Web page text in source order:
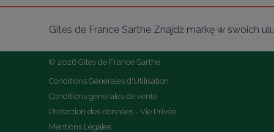
Gîtes de France Sarthe Znajdź markę w swoich
© 2026 Gîtes de France Sarthe
Conditions Générales d'Utilisation
Conditions générales de vente
Protection des données - Vie Privée
Mentions Légales